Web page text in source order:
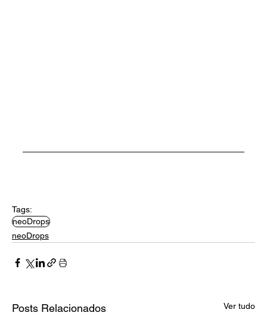
Tags:
neoDrops
neoDrops
Posts Relacionados Ver tudo